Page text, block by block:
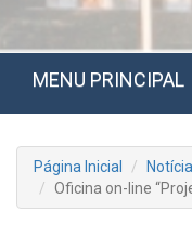
MENU PRINCIPAL
Página Inicial
Oficina on-line